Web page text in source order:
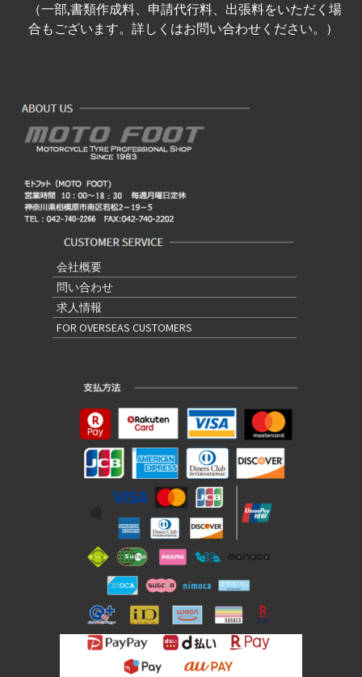
（一部,書類作成料、申請代行料、出張料をいただく場
合もございます。詳しくはお問い合わせください。）
会社概要
問い合わせ
求人情報
FOR OVERSEAS CUSTOMERS